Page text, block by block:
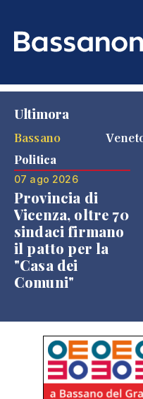
Ultimora
Bassano
Politica
07 ago 2026
Provincia di
Vicenza, oltre 70
sindaci firmano
il patto per la
"Casa dei
Comuni"